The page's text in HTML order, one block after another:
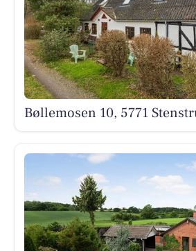
Bøllemosen 10, 5771